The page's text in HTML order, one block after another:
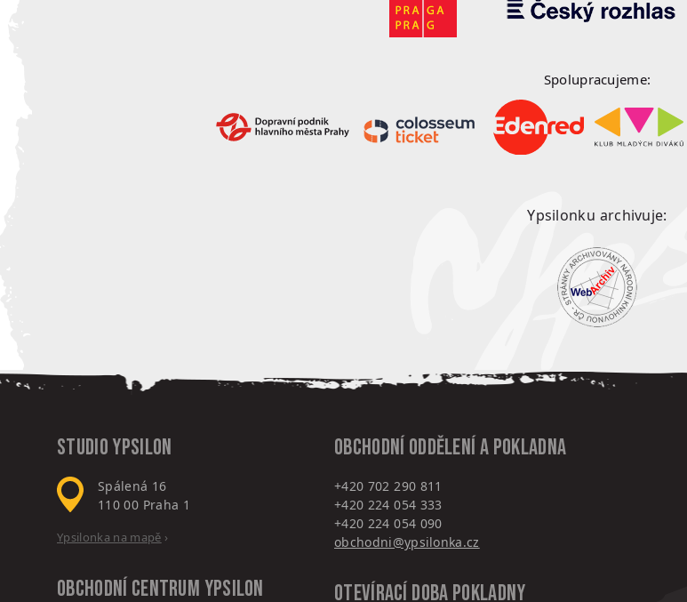
Spolupracujeme:
Ypsilonku archivuje:
Studio Ypsilon
Spálená 16
110 00 Praha 1
Ypsilonka na mapě ›
Obchodní centrum Ypsilon
Obchodní oddělení a pokladna
+420 702 290 811
+420 224 054 333
+420 224 054 090
obchodni@ypsilonka.cz
Otevírací doba pokladny